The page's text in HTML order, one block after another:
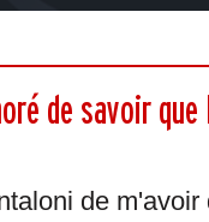
de savoir
de